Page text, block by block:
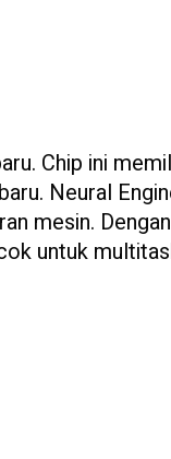
Chip ini
Neural
mesin. Dengan
untuk